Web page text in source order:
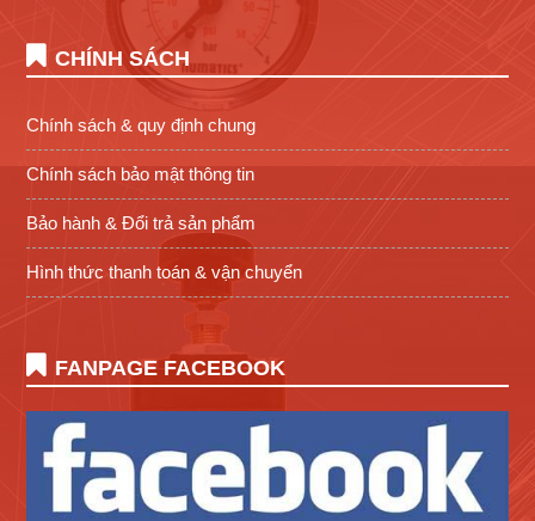
CHÍNH SÁCH
Chính sách & quy định chung
Chính sách bảo mật thông tin
Bảo hành & Đổi trả sản phẩm
Hình thức thanh toán & vận chuyển
FANPAGE FACEBOOK